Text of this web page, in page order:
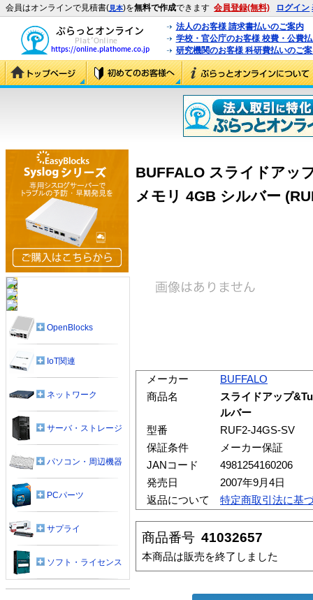
会員はオンラインで見積書(見本)を無料で作成できます 会員登録(無料) ログイン
法人のお客様 請求書払いのご案内
学校・官公庁のお客様 校費・公費
研究機関のお客様 科研費払いのご
BUFFALO スライドアッ
メモリ 4GB シルバー
メーカー
BUFFALO
商品名
スライドアップ
ルバー
型番
RUF2-J4GS-SV
保証条件
メーカー保証
JANコード
4981254160206
発売日
2007年9月4日
返品について
特定商取引法に基
商品番号 41032657
本商品は販売を終了しました
OpenBlocks
IoT関連
ネットワーク
サーバ・ストレージ
パソコン・周辺機器
PCパーツ
サプライ
ソフト・ライセンス